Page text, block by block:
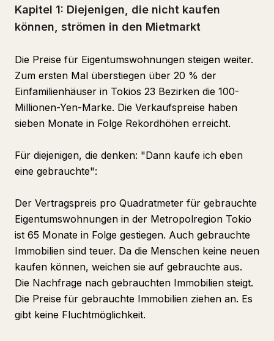
Kapitel 1: Diejenigen, die nicht kaufen
können, strömen in den Mietmarkt
Die Preise für Eigentumswohnungen steigen weiter.
Zum ersten Mal überstiegen über 20 % der
Einfamilienhäuser in Tokios 23 Bezirken die 100-
Millionen-Yen-Marke. Die Verkaufspreise haben
sieben Monate in Folge Rekordhöhen erreicht.
Für diejenigen, die denken: "Dann kaufe ich eben
eine gebrauchte":
Der Vertragspreis pro Quadratmeter für gebrauchte
Eigentumswohnungen in der Metropolregion Tokio
ist 65 Monate in Folge gestiegen. Auch gebrauchte
Immobilien sind teuer. Da die Menschen keine neuen
kaufen können, weichen sie auf gebrauchte aus.
Die Nachfrage nach gebrauchten Immobilien steigt.
Die Preise für gebrauchte Immobilien ziehen an. Es
gibt keine Fluchtmöglichkeit.